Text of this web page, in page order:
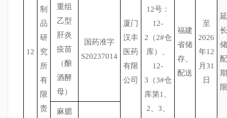
12
制
品
研
究
所
有
限
责
厦门
汉丰
医药
有限
公司
12号：
12-
2（2#仓
库）、
12-
3（3#仓
库第1、
2、3、
福建
省储
存、
配送
至
2026
年12
月31
日
延
长
储
配
期
限
重组
乙型
肝炎
疫苗
（酿
酒酵
母）
国药准字
S20237014
麻腮